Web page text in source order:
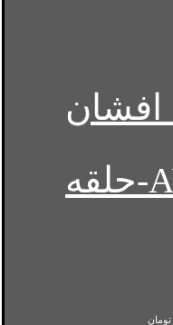
افشان
شیلد AWG28-حلقه
تومان